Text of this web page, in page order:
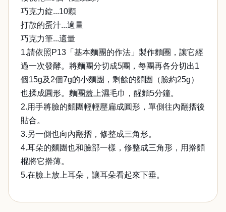
巧克力錠...10顆
打散的蛋汁...適量
巧克力筆...適量
1.請依照P13「基本麵團的作法」製作麵團，讓它經
過一次發酵。將麵團分切成5團，每團再各分切出1
個15g及2個7g的小麵團，剩餘的麵團（臉約25g）
也揉成圓形。麵團蓋上濕毛巾，醒麵5分鐘。
2.用手將臉的麵團輕輕壓扁成圓形，單側往內翻摺後
貼合。
3.另一側也向內翻摺，修整成三角形。
4.耳朵的麵團也和臉部一樣，修整成三角形，用擀麵
棍將它擀薄。
5.在臉上放上耳朵，讓耳朵看起來下垂。